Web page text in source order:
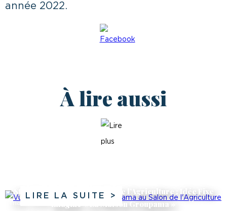
année 2022.
À lire aussi
mars 2026
Stand sur-mesure au Salon de l’Agriculture : Idée Fixe
imagine « La Maison Groupama »
LIRE LA SUITE